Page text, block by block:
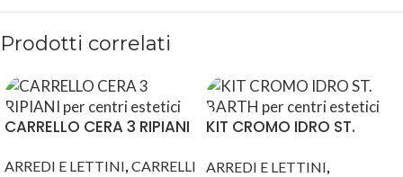
Prodotti correlati
CARRELLO CERA 3 RIPIANI
ARREDI E LETTINI, CARRELLI
KIT CROMO IDRO ST.
ARREDI E LETTINI,